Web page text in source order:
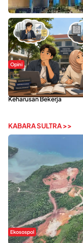
Opini
Kerasnya Kehidupan
Tengah Gempuran Tugas
Keharusan Bekerja
KABARA SULTRA >>
Ekosospol